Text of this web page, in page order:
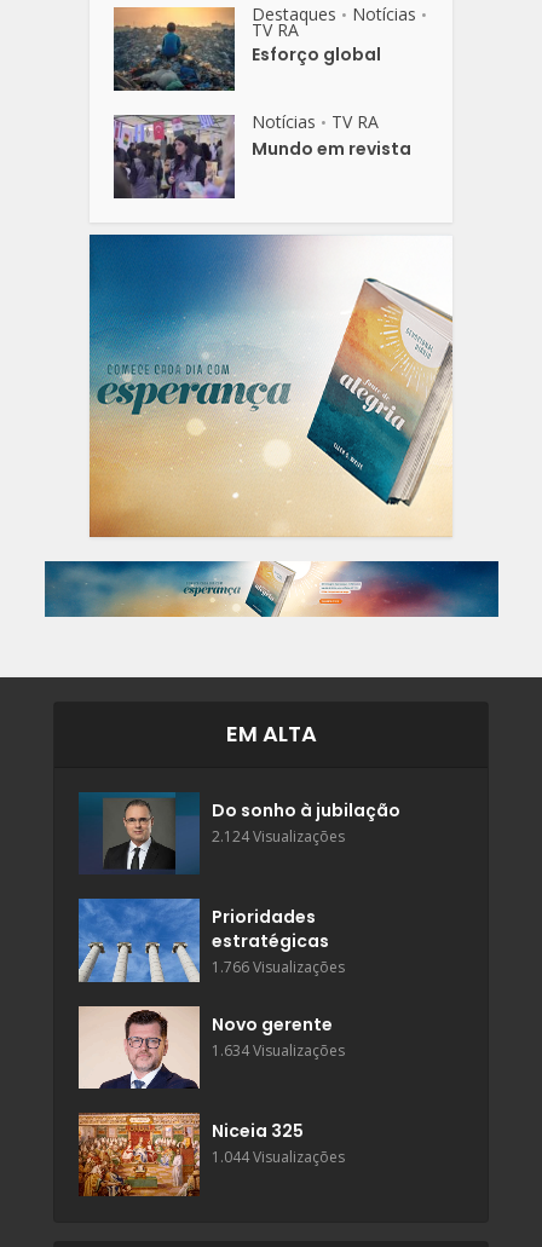
Destaques • Notícias •
TV RA
Esforço global
Notícias • TV RA
Mundo em revista
EM ALTA
Do sonho à jubilação
2.124 Visualizações
Prioridades
estratégicas
1.766 Visualizações
Novo gerente
1.634 Visualizações
Niceia 325
1.044 Visualizações